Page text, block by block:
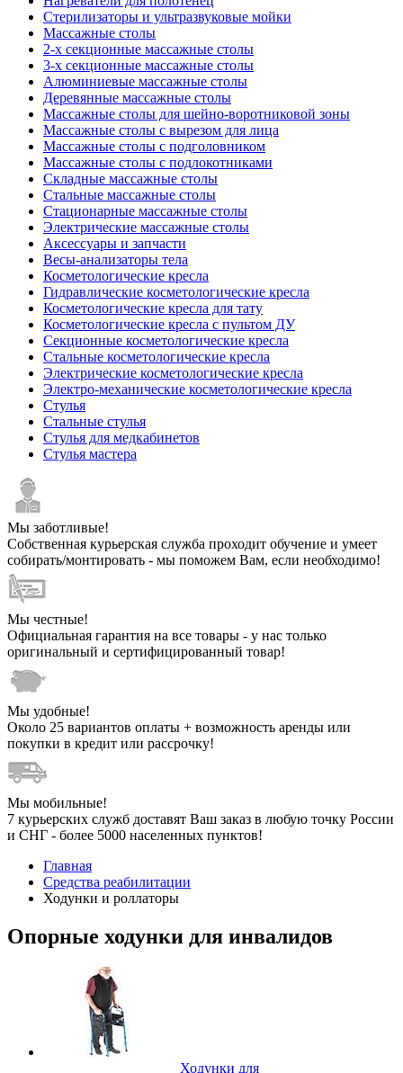
Стерилизаторы и ультразвуковые мойки
Массажные столы
2-х секционные массажные столы
3-х секционные массажные столы
Алюминиевые массажные столы
Деревянные массажные столы
Массажные столы для шейно-воротниковой зоны
Массажные столы с вырезом для лица
Массажные столы с подголовником
Массажные столы с подлокотниками
Складные массажные столы
Стальные массажные столы
Стационарные массажные столы
Электрические массажные столы
Аксессуары и запчасти
Весы-анализаторы тела
Косметологические кресла
Гидравлические косметологические кресла
Косметологические кресла для тату
Косметологические кресла с пультом ДУ
Секционные косметологические кресла
Стальные косметологические кресла
Электрические косметологические кресла
Электро-механические косметологические кресла
Стулья
Стальные стулья
Стулья для медкабинетов
Стулья мастера
Мы заботливые!
Собственная курьерская служба проходит обучение и умеет
собирать/монтировать - мы поможем Вам, если необходимо!
Мы честные!
Официальная гарантия на все товары - у нас только
оригинальный и сертифицированный товар!
Мы удобные!
Около 25 вариантов оплаты + возможность аренды или
покупки в кредит или рассрочку!
Мы мобильные!
7 курьерских служб доставят Ваш заказ в любую точку России
и СНГ - более 5000 населенных пунктов!
Главная
Средства реабилитации
Ходунки и роллаторы
Опорные ходунки для инвалидов
Ходунки для